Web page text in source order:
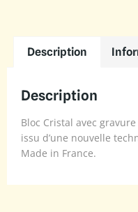
Description
Description
Bloc Cristal avec
issu d’une nouvelle
Made in France.